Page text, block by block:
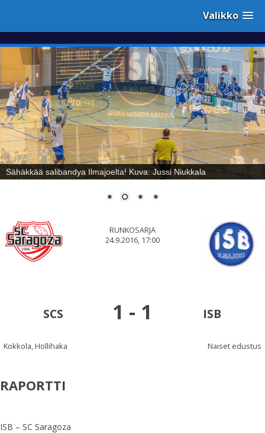
Valikko
Sähäkkää salibandya Ilmajoelta! Kuva: Jussi Niukkala
RUNKOSARJA
24.9.2016, 17:00
SCS 1 - 1 ISB
Kokkola, Hollihaka Naiset edustus
RAPORTTI
ISB – SC Saragoza